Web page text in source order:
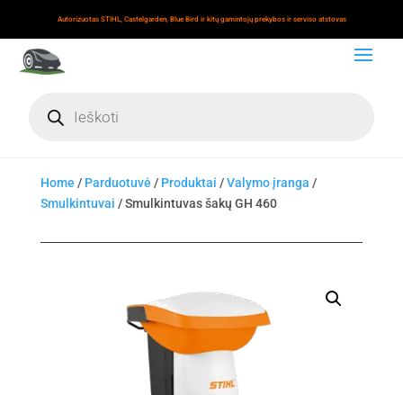
Autorizuotas STIHL, Castelgarden, Blue Bird ir kitų gamintojų prekybos ir serviso atstovas
search
Home / Parduotuvė / Produktai /Valymo įranga /
Smulkintuvai / Smulkintuvas šakų GH 460